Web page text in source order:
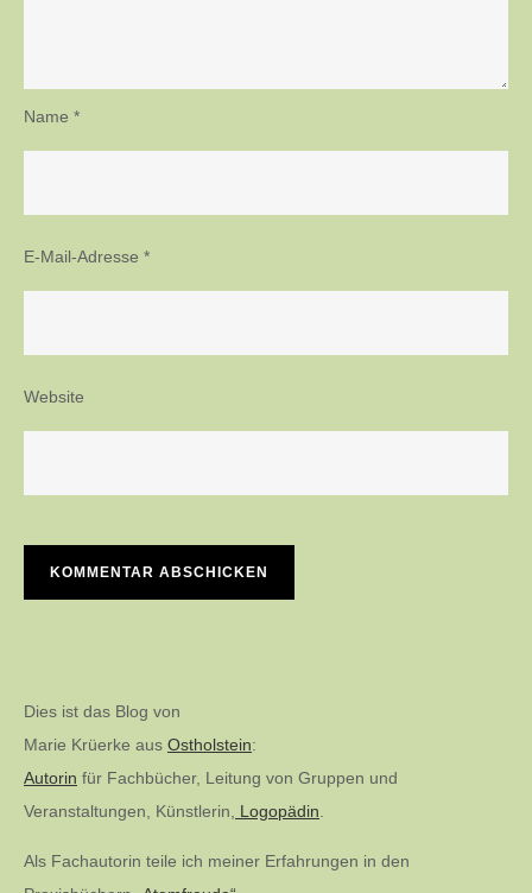
Name *
E-Mail-Adresse *
Website
Dies ist das Blog von
Marie Krüerke aus Ostholstein:
Autorin für Fachbücher, Leitung von Gruppen und
Veranstaltungen, Künstlerin,
Logopädin
Als Fachautorin teile ich meiner Erfahrungen in den